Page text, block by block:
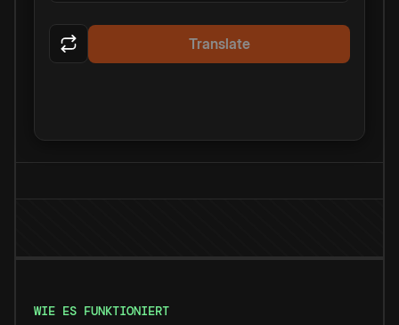
Translate
WIE ES FUNKTIONIERT